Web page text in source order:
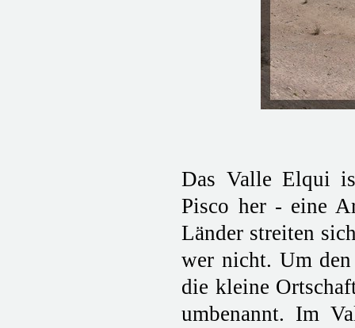
Das Valle Elqui
Pisco her - eine
Länder streiten
wer nicht. Um
die kleine
umbenannt. Im